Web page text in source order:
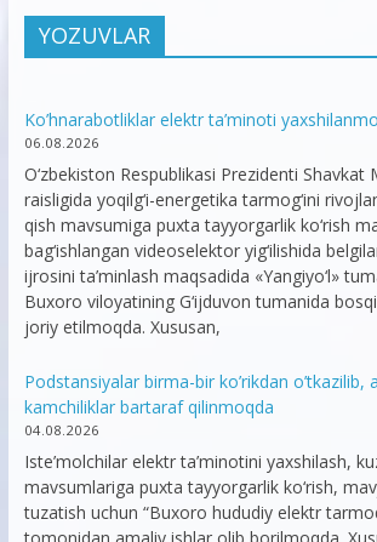
YOZUVLAR
Ko’hnarabotliklar elektr ta’minoti
06.08.2026
O‘zbekiston Respublikasi Prezidenti Shavkat
raisligida yoqilg‘i-energetika tarmog‘ini
qish mavsumiga puxta tayyorgarlik ko‘rish
bag‘ishlangan videoselektor yig‘ilishida
ijrosini ta’minlash maqsadida «Yangiyo‘l»
Buxoro viloyatining G‘ijduvon tumanida
joriy etilmoqda. Xususan,
Podstansiyalar birma-bir ko’rikdan o’tkazilib,
kamchiliklar bartaraf qilinmoqda
04.08.2026
Iste’molchilar elektr ta’minotini yaxshilash,
mavsumlariga puxta tayyorgarlik ko‘rish,
tuzatish uchun “Buxoro hududiy elektr
tomonidan amaliy ishlar olib borilmoqda.